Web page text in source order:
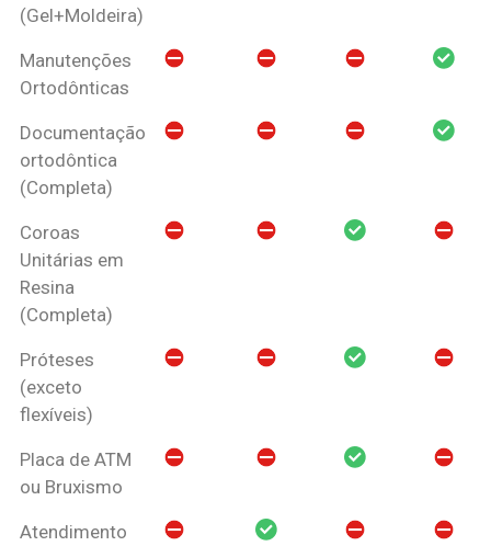
(Gel+Moldeira)
Manutenções
Ortodônticas
Documentação
ortodôntica
(Completa)
Coroas
Unitárias em
Resina
(Completa)
Próteses
(exceto
flexíveis)
Placa de ATM
ou Bruxismo
Atendimento